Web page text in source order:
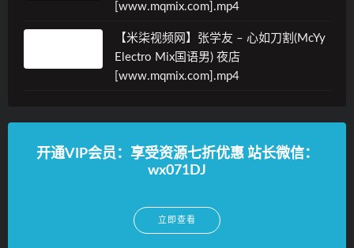
[www.mqmix.com].mp4
【米柒视频网】张学友 – 心如刀割(McYy
Electro Mix国语男) 夜店
[www.mqmix.com].mp4
开通VIP会员：享受资源七折优惠 站长微信：
wx071DJ
立即查看